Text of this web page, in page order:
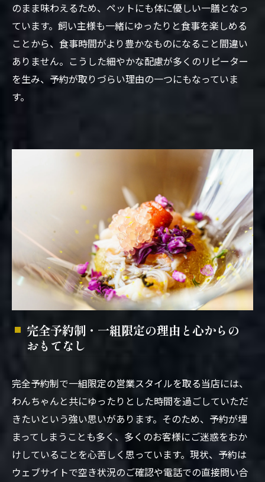
のまま味わえるため、ペットにも体に優しい一膳となっ
ています。飼い主様も一緒にゆったりと食事を楽しめる
ことから、食事時間がより豊かなものになること間違い
ありません。こうした細やかな配慮が多くのリピーター
を生み、予約が取りづらい理由の一つにもなっていま
す。
完全予約制・一組限定の理由と心からの
おもてなし
完全予約制で一組限定の営業スタイルを取る当店には、
わんちゃんと共にゆったりとした時間を過ごしていただ
きたいという強い思いがあります。そのため、予約が埋
まってしまうことも多く、多くのお客様にご迷惑をおか
けしていることを心苦しく思っています。現状、予約は
ウェブサイトで空き状況のご確認や電話での直接問い合